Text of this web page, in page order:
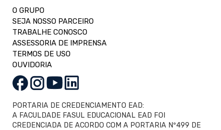
O GRUPO
SEJA NOSSO PARCEIRO
TRABALHE CONOSCO
ASSESSORIA DE IMPRENSA
TERMOS DE USO
OUVIDORIA
PORTARIA DE CREDENCIAMENTO EAD:
A FACULDADE FASUL EDUCACIONAL EAD FOI
CREDENCIADA DE ACORDO COM A PORTARIA Nº499 DE